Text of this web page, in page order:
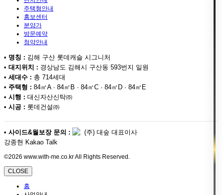
주택형안내
홍보센터
분양가
방문예약
청약안내
• 명칭 : 김해 구산 롯데캐슬 시그니처
• 대지위치 : 경상남도 김해시 구산동 593번지 일원
• 세대수 : 총 714세대
• 주택형 : 84㎡A · 84㎡B · 84㎡C · 84㎡D · 84㎡E
• 시행 : 대신자산신탁㈜
• 시공 : 롯데건설㈜
• 사이드&월보장 문의 :
(주) 대숲 대표이사
강종현 Kakao Talk
©2026 www.with-me.co.kr All Rights Reserved.
CLOSE
홈